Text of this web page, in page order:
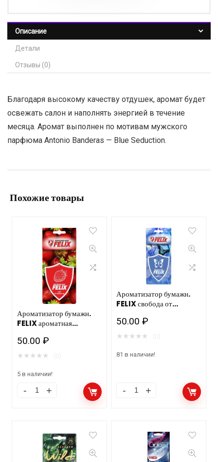
Описание
Детали
Отзывы (0)
Благодаря высокому качеству отдушек, аромат будет
освежать салон и наполнять энергией в течение
месяца. Аромат выполнен по мотивам мужского
парфюма Antonio Banderas — Blue Seduction.
Похожие товары
Ароматизатор бумажн.
FELIX ароматная
50.00₽
★ ★ ★ ★ ★
5 в наличии!
Ароматизатор бумажн.
FELIX свобода от
50.00₽
★ ★ ★ ★ ★
81 в наличии!